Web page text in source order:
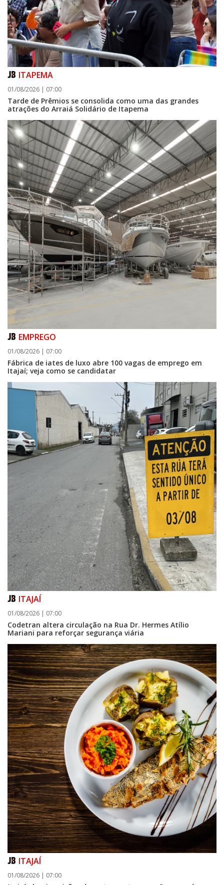
06/08/2026 | 07:00
Porto Belo abre inscrições para entidades da sociedade civil participarem
da composição do Conselho Municipal da Habitação
ITAPEMA
01/08/2026 | 07:00
Tarde de Prêmios se consolida como uma das grandes
atrações do Arraiá Solidário de Itapema
EMPREGO
01/08/2026 | 07:00
Fábrica de iates de luxo abre 100 vagas de emprego em
Itajaí; veja como se candidatar
ITAJAÍ
01/08/2026 | 07:00
Codetran altera circulação na Rua Dr. Hermes Atílio
Mariani para reforçar segurança viária
ITAJAÍ
01/08/2026 | 07:00